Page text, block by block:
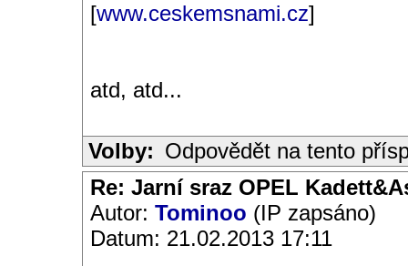
[www.ceskemsnami.cz]
atd, atd...
Volby: Odpovědět na tento
Re: Jarní sraz OPEL
Autor: Tominoo (IP zapsáno)
Datum: 21.02.2013 17:11